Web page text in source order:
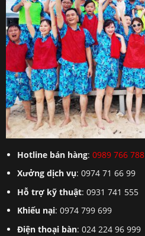
Hotline bán hàng: 0989 766 788
Xưởng dịch vụ: 0974 71 66 99
Hỗ trợ kỹ thuật: 0931 741 555
Khiếu nại: 0974 799 699
Điện thoại bàn: 024 224 96 999